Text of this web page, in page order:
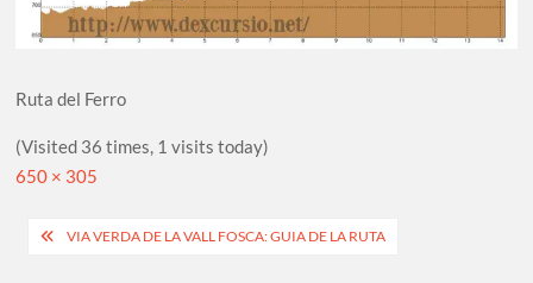
Ruta del Ferro
(Visited 36 times, 1 visits today)
Full
650 × 305
Navegació
VIA VERDA DE LA VALL FOSCA: GUIA DE LA RUTA